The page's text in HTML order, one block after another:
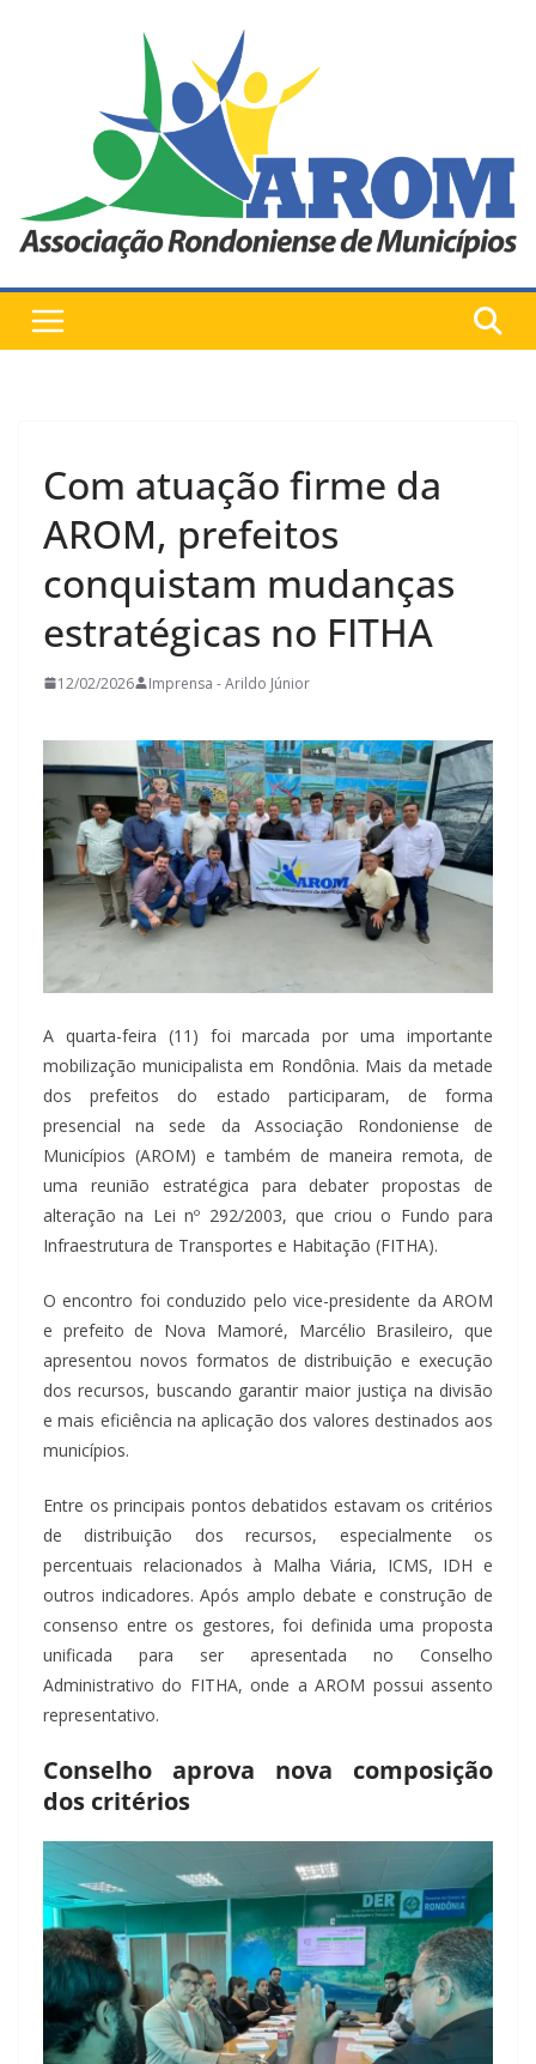
Com atuação firme da
AROM, prefeitos
conquistam mudanças
estratégicas no FITHA
12/02/2026 Imprensa - Arildo Júnior
A quarta-feira (11) foi marcada por uma importante
mobilização municipalista em Rondônia. Mais da metade
dos prefeitos do estado participaram, de forma
presencial na sede da Associação Rondoniense de
Municípios (AROM) e também de maneira remota, de
uma reunião estratégica para debater propostas de
alteração na Lei nº 292/2003, que criou o Fundo para
Infraestrutura de Transportes e Habitação (FITHA).
O encontro foi conduzido pelo vice-presidente da AROM
e prefeito de Nova Mamoré, Marcélio Brasileiro, que
apresentou novos formatos de distribuição e execução
dos recursos, buscando garantir maior justiça na divisão
e mais eficiência na aplicação dos valores destinados aos
municípios.
Entre os principais pontos debatidos estavam os critérios
de distribuição dos recursos, especialmente os
percentuais relacionados à Malha Viária, ICMS, IDH e
outros indicadores. Após amplo debate e construção de
consenso entre os gestores, foi definida uma proposta
unificada para ser apresentada no Conselho
Administrativo do FITHA, onde a AROM possui assento
representativo.
Conselho aprova nova composição
dos critérios